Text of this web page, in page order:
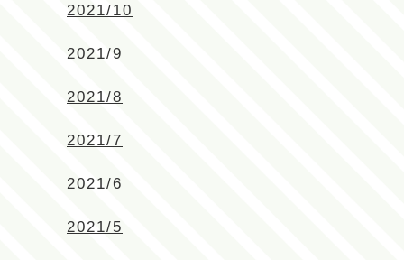
2021/10
2021/9
2021/8
2021/7
2021/6
2021/5